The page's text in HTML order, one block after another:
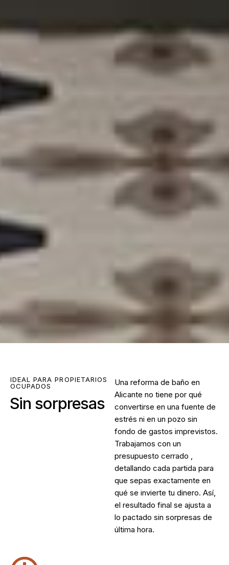
IDEAL PARA PROPIETARIOS
OCUPADOS
Sin sorpresas
Una reforma de baño en
Alicante no tiene por qué
convertirse en una fuente de
estrés ni en un pozo sin
fondo de gastos imprevistos.
Trabajamos con un
presupuesto cerrado ,
detallando cada partida para
que sepas exactamente en
qué se invierte tu dinero. Así,
el resultado final se ajusta a
lo pactado sin sorpresas de
última hora.